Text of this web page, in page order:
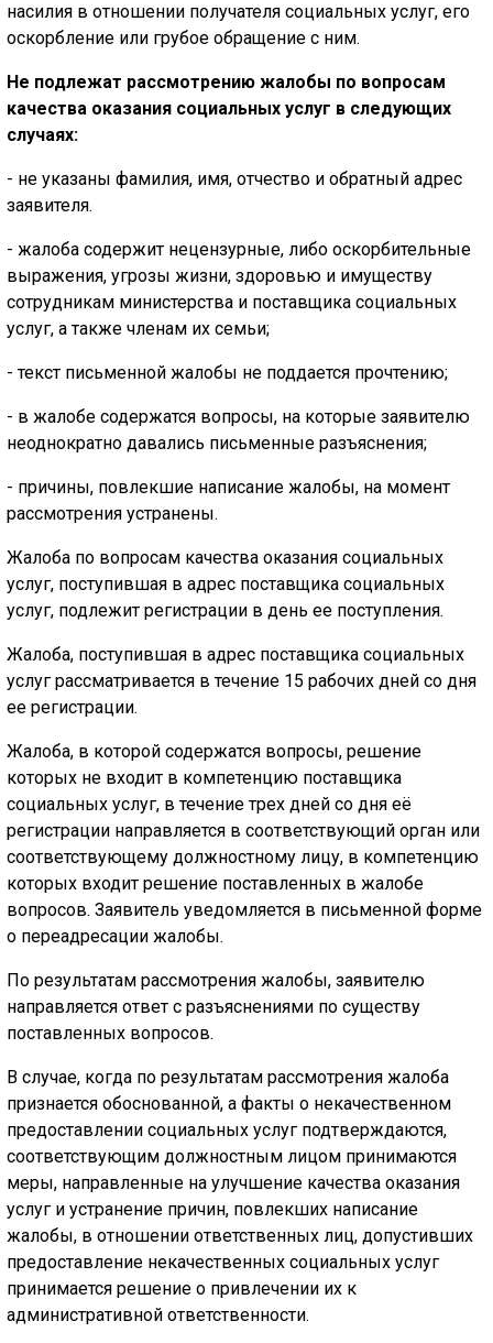
насилия в отношении получателя социальных услуг, его
оскорбление или грубое обращение с ним.
Не подлежат рассмотрению жалобы по вопросам
качества оказания социальных услуг в следующих
случаях:
- не указаны фамилия, имя, отчество и обратный адрес
заявителя.
- жалоба содержит нецензурные, либо оскорбительные
выражения, угрозы жизни, здоровью и имуществу
сотрудникам министерства и поставщика социальных
услуг, а также членам их семьи;
- текст письменной жалобы не поддается прочтению;
- в жалобе содержатся вопросы, на которые заявителю
неоднократно давались письменные разъяснения;
- причины, повлекшие написание жалобы, на момент
рассмотрения устранены.
Жалоба по вопросам качества оказания социальных
услуг, поступившая в адрес поставщика социальных
услуг, подлежит регистрации в день ее поступления.
Жалоба, поступившая в адрес поставщика социальных
услуг рассматривается в течение 15 рабочих дней со дня
ее регистрации.
Жалоба, в которой содержатся вопросы, решение
которых не входит в компетенцию поставщика
социальных услуг, в течение трех дней со дня её
регистрации направляется в соответствующий орган или
соответствующему должностному лицу, в компетенцию
которых входит решение поставленных в жалобе
вопросов. Заявитель уведомляется в письменной форме
о переадресации жалобы.
По результатам рассмотрения жалобы, заявителю
направляется ответ с разъяснениями по существу
поставленных вопросов.
В случае, когда по результатам рассмотрения жалоба
признается обоснованной, а факты о некачественном
предоставлении социальных услуг подтверждаются,
соответствующим должностным лицом принимаются
меры, направленные на улучшение качества оказания
услуг и устранение причин, повлекших написание
жалобы, в отношении ответственных лиц, допустивших
предоставление некачественных социальных услуг
принимается решение о привлечении их к
административной ответственности.